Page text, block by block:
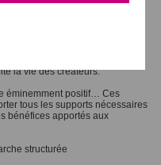
solutions qui permettent de
la vie des créateurs.
éminemment positif… Ces
tous les supports nécessaires
bénéfices apportés aux
structurée